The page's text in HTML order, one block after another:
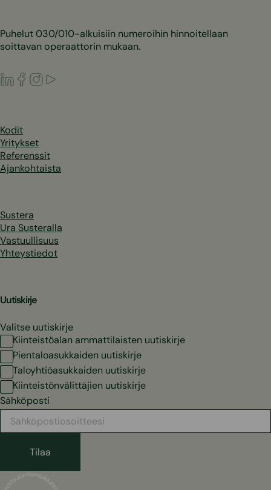
Puhelut 030/010-alkuisiin numeroihin hinnoitellaan
soittavan operaattorin mukaan.
LinkedIn
Facebook
Instagram
Kodit
Yritykset
Referenssit
Ajankohtaista
Sustera
Ura Susteralla
Vastuullisuus
Yhteystiedot
Uutiskirje
Valitse uutiskirje
Kiinteistöalan ammattilaisten uutiskirje
Pientaloasukkaiden uutiskirje
Taloyhtiöasukkaiden uutiskirje
Kiinteistönvälittäjien uutiskirje
Sähköposti